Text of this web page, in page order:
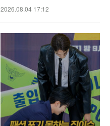
2026.08.04 17:12